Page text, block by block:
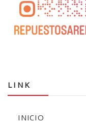
LINK
INICIO